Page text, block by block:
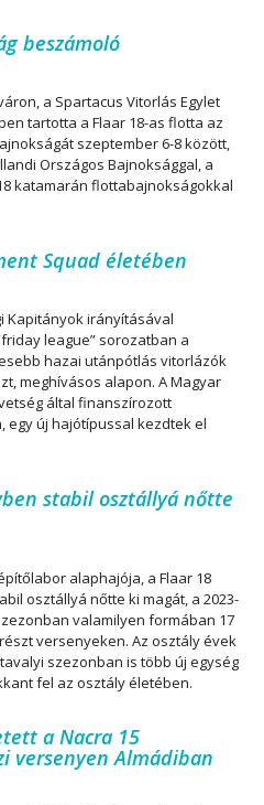
beszámoló
a Spartacus Vitorlás Egylet
tartotta a Flaar 18-as flotta az
szeptember 6-8 között,
Országos Bajnoksággal, a
katamarán flottabajnokságokkal
Squad életében
Kapitányok irányításával
league” sorozatban a
hazai utánpótlás vitorlázók
meghívásos alapon. A Magyar
által finanszírozott
egy új hajótípussal kezdtek el
stabil osztállyá nőtte
alaphajója, a Flaar 18
osztállyá nőtte ki magát, a 2023-
valamilyen formában 17
versenyeken. Az osztály évek
szezonban is több új egység
fel az osztály életében.
a Nacra 15
versenyen Almádiban